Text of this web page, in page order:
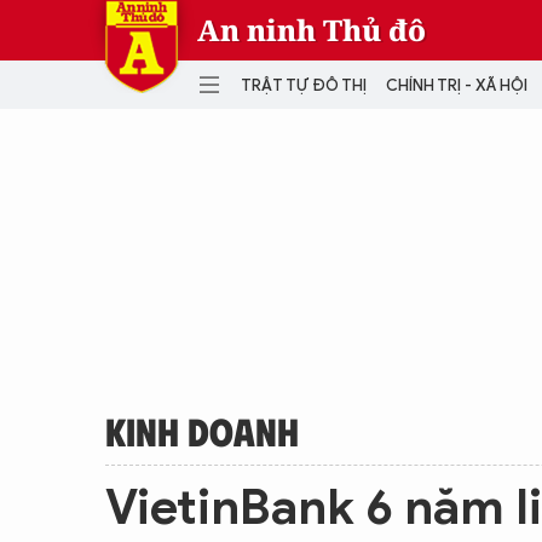
An ninh Thủ đô
TRẬT TỰ ĐÔ THỊ CHÍNH TRỊ - XÃ HỘI
KINH DOANH
VietinBank 6 năm